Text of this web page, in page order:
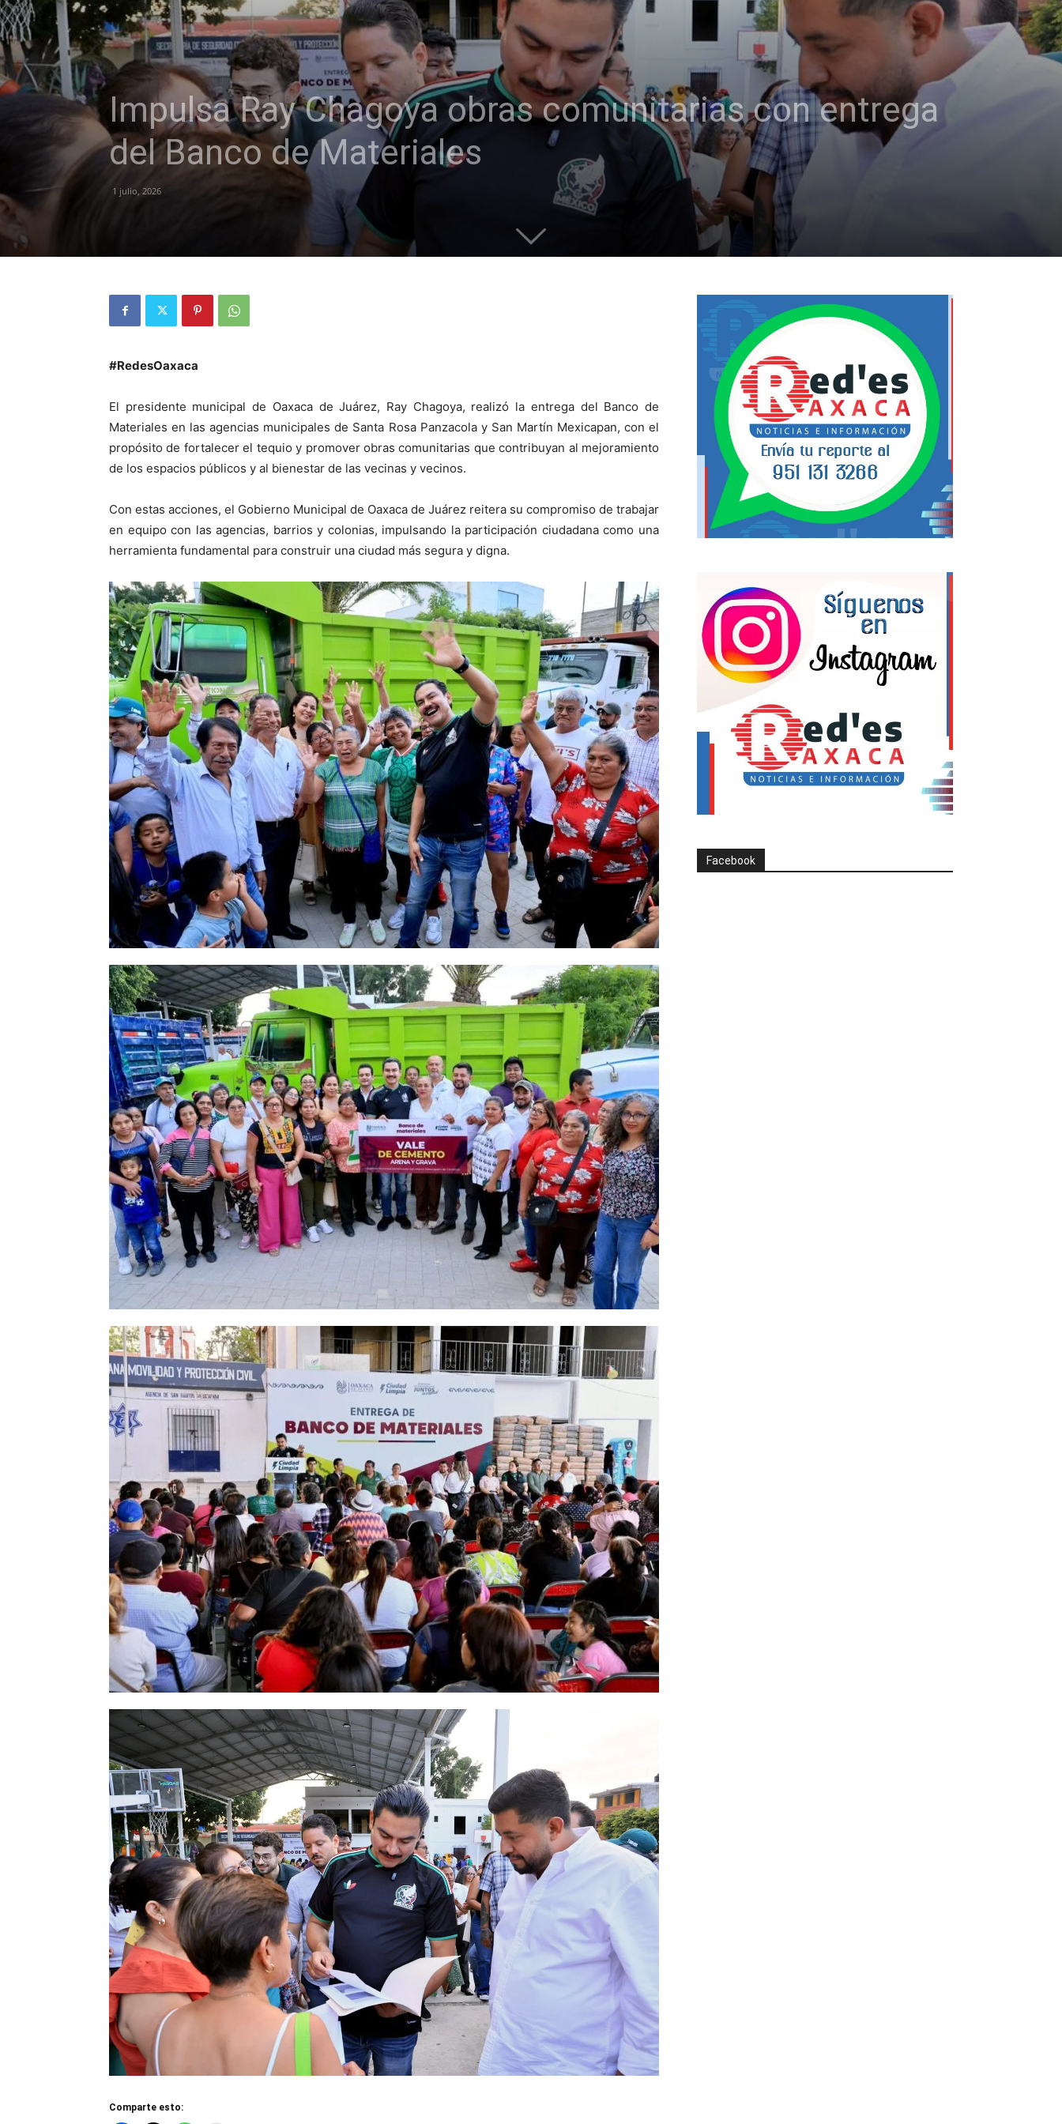
Impulsa Ray Chagoya obras comunitarias con entrega
del Banco de Materiales
1 julio, 2026
#RedesOaxaca
El presidente municipal de Oaxaca de Juárez, Ray Chagoya, realizó la entrega del Banco de
Materiales en las agencias municipales de Santa Rosa Panzacola y San Martín Mexicapan, con el
propósito de fortalecer el tequio y promover obras comunitarias que contribuyan al mejoramiento
de los espacios públicos y al bienestar de las vecinas y vecinos.
Con estas acciones, el Gobierno Municipal de Oaxaca de Juárez reitera su compromiso de trabajar
en equipo con las agencias, barrios y colonias, impulsando la participación ciudadana como una
herramienta fundamental para construir una ciudad más segura y digna.
Comparte esto:
Facebook